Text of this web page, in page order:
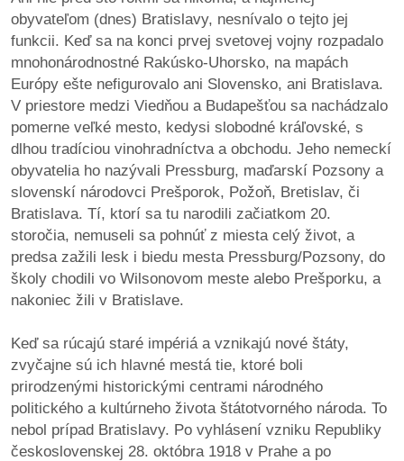
práca
výstavy
obyvateľom (dnes) Bratislavy, nesnívalo o tejto jej
funkcii. Keď sa na konci prvej svetovej vojny rozpadalo
mnohonárodnostné Rakúsko-Uhorsko, na mapách
Európy ešte nefigurovalo ani Slovensko, ani Bratislava.
V priestore medzi Viedňou a Budapešťou sa nachádzalo
pomerne veľké mesto, kedysi slobodné kráľovské, s
dlhou tradíciou vinohradníctva a obchodu. Jeho nemeckí
obyvatelia ho nazývali Pressburg, maďarskí Pozsony a
slovenskí národovci Prešporok, Požoň, Bretislav, či
Bratislava. Tí, ktorí sa tu narodili začiatkom 20.
storočia, nemuseli sa pohnúť z miesta celý život, a
predsa zažili lesk i biedu mesta Pressburg/Pozsony, do
školy chodili vo Wilsonovom meste alebo Prešporku, a
nakoniec žili v Bratislave.
Keď sa rúcajú staré impériá a vznikajú nové štáty,
zvyčajne sú ich hlavné mestá tie, ktoré boli
prirodzenými historickými centrami národného
politického a kultúrneho života štátotvorného národa. To
nebol prípad Bratislavy. Po vyhlásení vzniku Republiky
československej 28. októbra 1918 v Prahe a po